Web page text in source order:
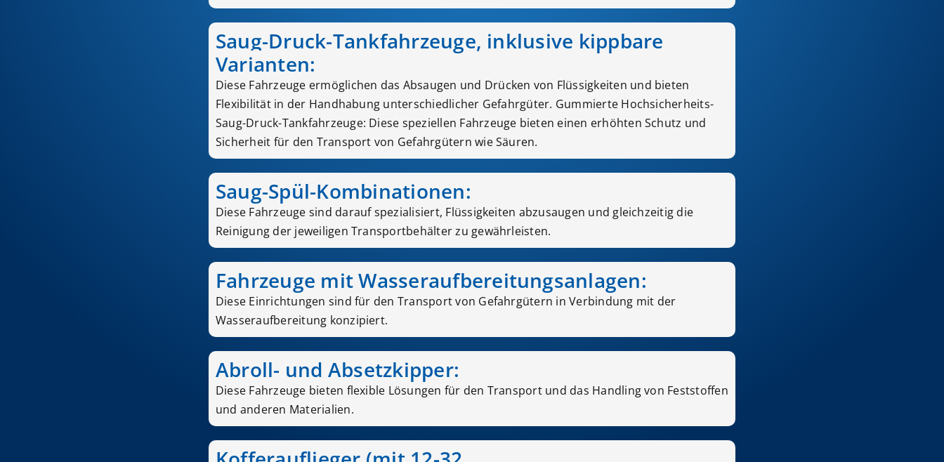
Saug-Druck-Tankfahrzeuge, inklusive kippbare
Varianten:
Diese Fahrzeuge ermöglichen das Absaugen und Drücken von Flüssigkeiten und bieten
Flexibilität in der Handhabung unterschiedlicher Gefahrgüter. Gummierte Hochsicherheits-
Saug-Druck-Tankfahrzeuge: Diese speziellen Fahrzeuge bieten einen erhöhten Schutz und
Sicherheit für den Transport von Gefahrgütern wie Säuren.
Saug-Spül-Kombinationen:
Diese Fahrzeuge sind darauf spezialisiert, Flüssigkeiten abzusaugen und gleichzeitig die
Reinigung der jeweiligen Transportbehälter zu gewährleisten.
Fahrzeuge mit Wasseraufbereitungsanlagen:
Diese Einrichtungen sind für den Transport von Gefahrgütern in Verbindung mit der
Wasseraufbereitung konzipiert.
Abroll- und Absetzkipper:
Diese Fahrzeuge bieten flexible Lösungen für den Transport und das Handling von Feststoffen
und anderen Materialien.